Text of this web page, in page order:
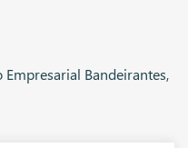
Empresarial Bandeirantes,